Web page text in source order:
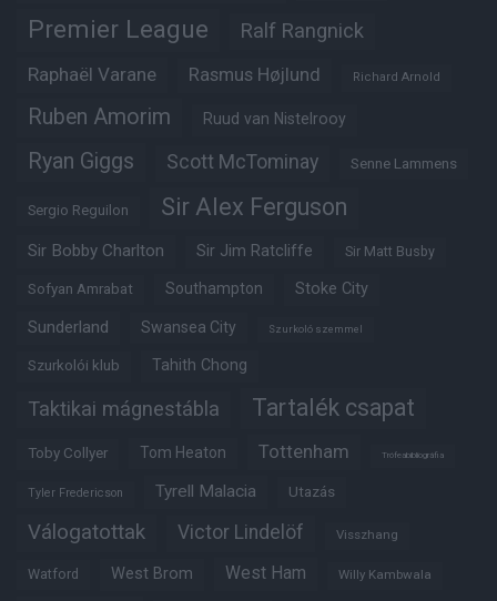
Premier League Ralf Rangnick
Raphaël Varane Rasmus Højlund Richard Arnold
Ruben Amorim Ruud van Nistelrooy
Ryan Giggs Scott McTominay Senne Lammens
Sergio Reguilon Sir Alex Ferguson
Sir Bobby Charlton Sir Jim Ratcliffe Sir Matt Busby
Sofyan Amrabat Southampton Stoke City
Sunderland Swansea City Szurkoló szemmel
Szurkolói klub Tahith Chong
Taktikai mágnestábla Tartalék csapat
Toby Collyer Tom Heaton Tottenham Trófeabibliográfia
Tyler Fredericson Tyrell Malacia Utazás
Válogatottak Victor Lindelöf Visszhang
Watford West Brom West Ham Willy Kambwala